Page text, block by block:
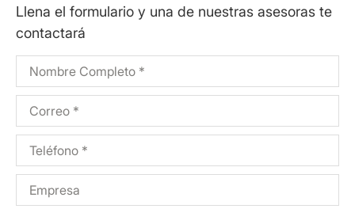
Llena el formulario y una de nuestras asesoras te
contactará